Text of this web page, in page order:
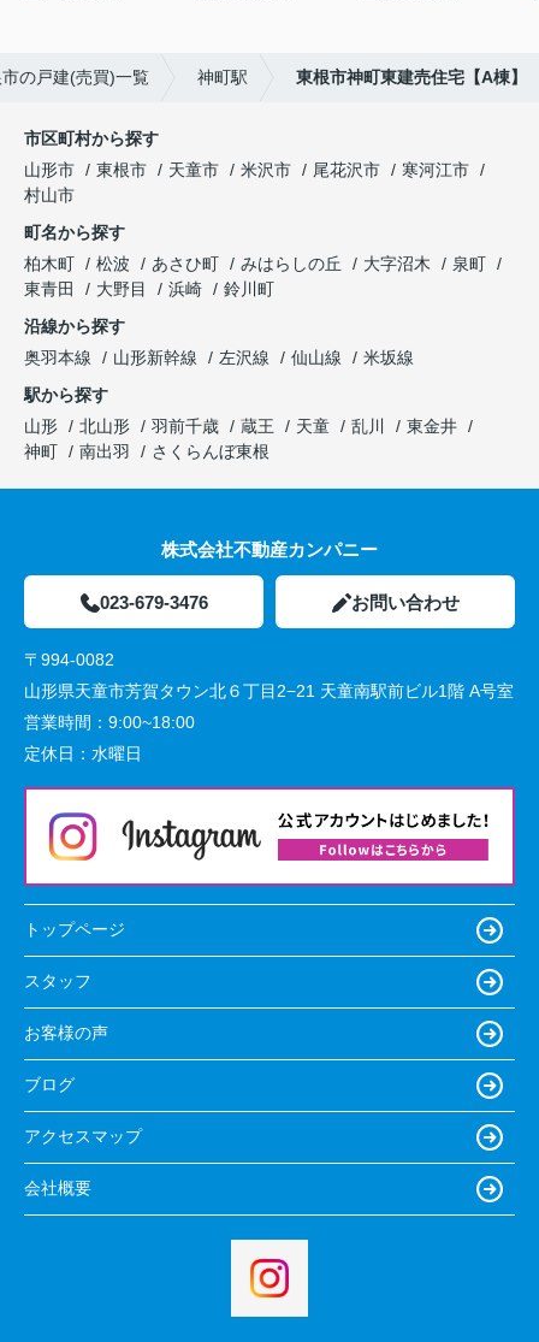
の戸建(売買)一覧 神町駅 東根市神町東建売住宅【A棟】
市区町村から探す
山形市
東根市 天童市 米沢市 尾花沢市
寒河江市
村山市
町名から探す
柏木町
松波 あさひ町 みはらしの丘 大字沼木
泉町
東青田
大野目 浜崎
鈴川町
沿線から探す
奥羽本線
山形新幹線 左沢線 仙山線
米坂線
駅から探す
山形
北山形 羽前千歳 蔵王 天童 乱川
東金井
神町
南出羽 さくらんぼ東根
株式会社不動産カンパニー
023-679-3476 お問い合わせ
〒994-0082
山形県天童市芳賀タウン北６丁目2−21 天童南駅前ビル1階 A号室
営業時間： 9:00~18:00
定休日： 水曜日
トップページ
スタッフ
お客様の声
ブログ
アクセスマップ
会社概要